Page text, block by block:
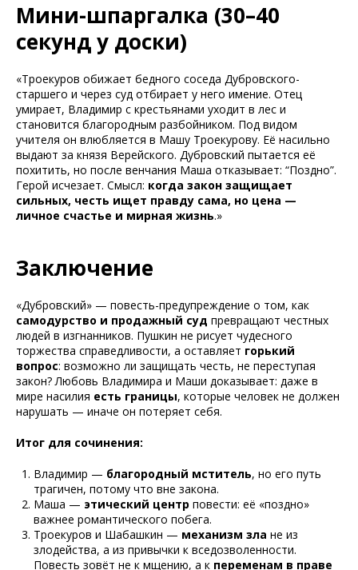
Мини-шпаргалка (30–40
секунд у доски)
«Троекуров обижает бедного соседа Дубровского-
старшего и через суд отбирает у него имение. Отец
умирает, Владимир с крестьянами уходит в лес и
становится благородным разбойником. Под видом
учителя он влюбляется в Машу Троекурову. Её насильно
выдают за князя Верейского. Дубровский пытается её
похитить, но после венчания Маша отказывает: “Поздно”.
Герой исчезает. Смысл: когда закон защищает
сильных, честь ищет правду сама, но цена —
личное счастье и мирная жизнь.»
Заключение
«Дубровский» — повесть-предупреждение о том, как
самодурство и продажный суд превращают честных
людей в изгнанников. Пушкин не рисует чудесного
торжества справедливости, а оставляет горький
вопрос: возможно ли защищать честь, не переступая
закон? Любовь Владимира и Маши доказывает: даже в
мире насилия есть границы, которые человек не должен
нарушать — иначе он потеряет себя.
Итог для сочинения:
Владимир — благородный мститель, но его путь
трагичен, потому что вне закона.
Маша — этический центр повести: её «поздно»
важнее романтического побега.
Троекуров и Шабашкин — механизм зла не из
злодейства, а из привычки к вседозволенности.
Повесть зовёт не к мщению, а к переменам в праве